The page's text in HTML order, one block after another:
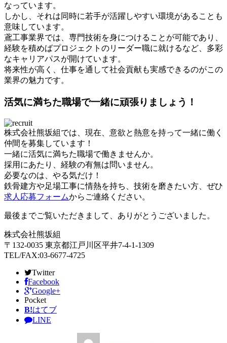
なっています。
しかし、それは同時に若手が活躍しやすい環境があることも
意味しています。
鳶工事業界では、専門技術を身につけることが可能であり、
経験を積めばプロジェクトのリーダー職に就けるなど、多彩
なキャリアパスが開けています。
将来性が高く、仕事を通して社会貢献も実感できるのがこの
業界の魅力です。
活気に満ちた職場で一緒に頑張りましょう！
株式会社熊坂組では、現在、意欲と熱意を持って一緒に働く
仲間を募集しています！
一緒に活気に満ちた職場で働きませんか。
採用にあたり、経験の有無は問いません。
必要なのは、やる気だけ！
鉄骨建方や足場工事に情熱を持ち、技術を磨きたい方、ぜひ
求人応募フォームからご連絡ください。
最後までご覧いただきまして、ありがとうございました。
株式会社熊坂組
〒132-0035 東京都江戸川区平井7-4-1-1309
TEL/FAX:03-6677-4725
Twitter
Facebook
Google+
Pocket
B!はてブ
LINE